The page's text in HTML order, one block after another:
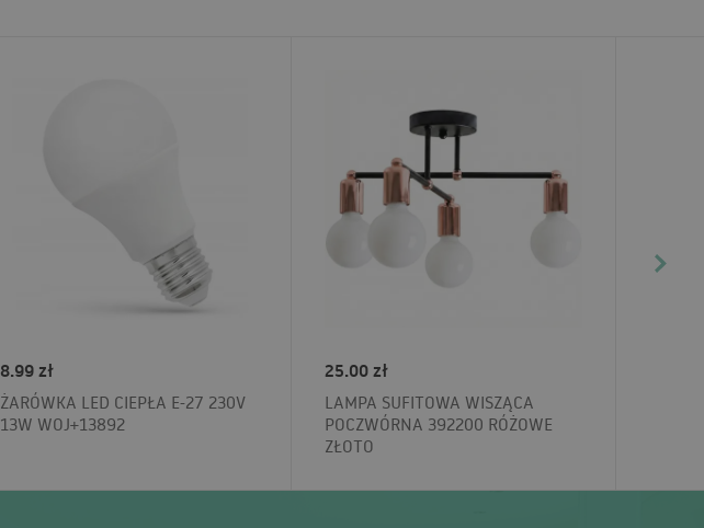
8.99 zł
ŻARÓWKA LED CIEPŁA E-27 230V
13W WOJ+13892
25.00 zł
LAMPA SUFITOWA WISZĄCA
POCZWÓRNA 392200 RÓŻOWE
ZŁOTO